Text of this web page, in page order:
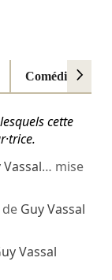
Comédien
cette
Vassal… mise
de Guy Vassal
Vassal